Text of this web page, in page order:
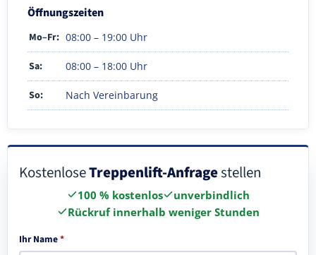
Öffnungszeiten
Mo–Fr: 08:00 – 19:00 Uhr
Sa: 08:00 – 18:00 Uhr
So: Nach Vereinbarung
KostenloseTreppenlift-Anfragestellen
100 % kostenlos
unverbindlich
Rückruf innerhalb weniger Stunden
Ihr Name*